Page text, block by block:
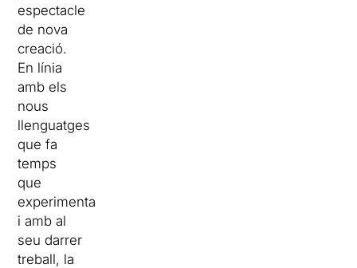
espectacle
de nova
creació.
En línia
amb els
nous
llenguatges
que fa
temps
que
experimenta
i amb al
seu darrer
treball, la